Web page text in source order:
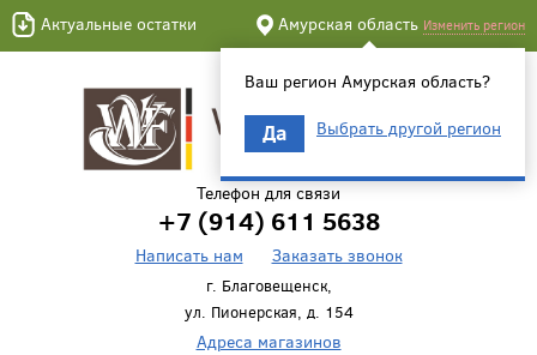
Актуальные остатки Амурская область Изменить регион
Ваш регион Амурская область?
Да Выбрать другой регион
Телефон для связи
+7 (914) 611 5638
Написать нам Заказать звонок
г. Благовещенск,
ул. Пионерская, д. 154
Адреса магазинов